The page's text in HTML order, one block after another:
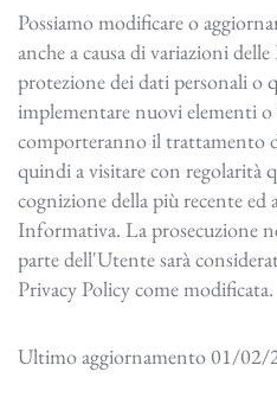
Possiamo modificare o
anche a causa di variazioni
protezione dei dati personali o
implementare nuovi elementi
comporteranno il trattamento
quindi a visitare con regolarità
cognizione della più recente ed
Informativa. La prosecuzione
parte dell'Utente sarà
Privacy Policy come modificata.
Ultimo aggiornamento 01/02/